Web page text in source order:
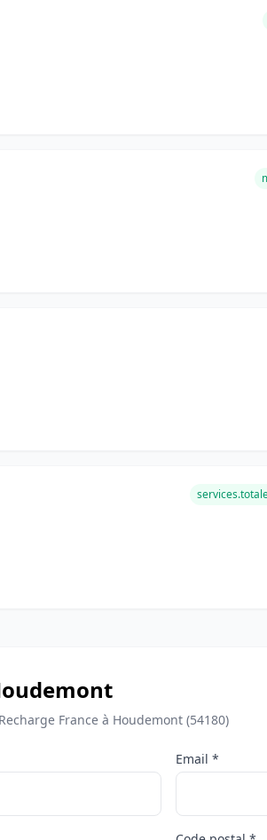
France à Houdemont (54180)
Email *